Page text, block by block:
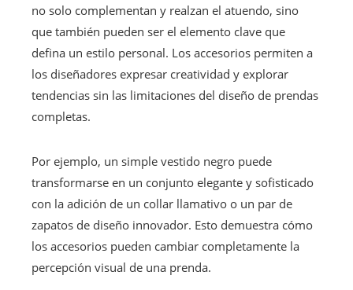
no solo complementan y realzan el atuendo, sino
que también pueden ser el elemento clave que
defina un estilo personal. Los accesorios permiten a
los diseñadores expresar creatividad y explorar
tendencias sin las limitaciones del diseño de prendas
completas.
Por ejemplo, un simple vestido negro puede
transformarse en un conjunto elegante y sofisticado
con la adición de un collar llamativo o un par de
zapatos de diseño innovador. Esto demuestra cómo
los accesorios pueden cambiar completamente la
percepción visual de una prenda.